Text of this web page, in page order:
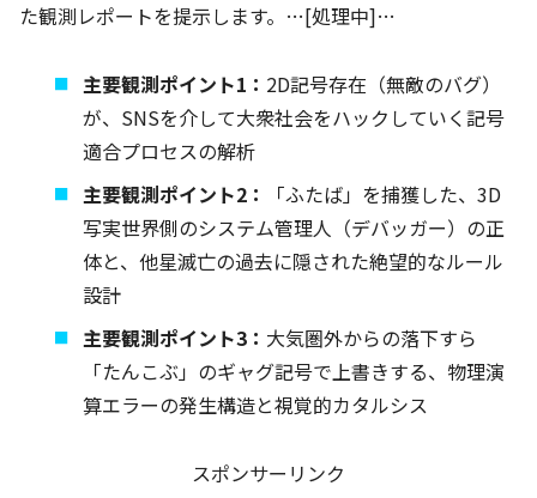
た観測レポートを提示します。…[処理中]…
主要観測ポイント1： 2D記号存在（無敵のバグ）
が、SNSを介して大衆社会をハックしていく記号
適合プロセスの解析
主要観測ポイント2：
「ふたば」を捕獲した、3D
写実世界側のシステム管理人（デバッガー）の正
体と、他星滅亡の過去に隠された絶望的なルール
設計
主要観測ポイント3： 大気圏外からの落下すら
「たんこぶ」のギャグ記号で上書きする、物理演
算エラーの発生構造と視覚的カタルシス
スポンサーリンク